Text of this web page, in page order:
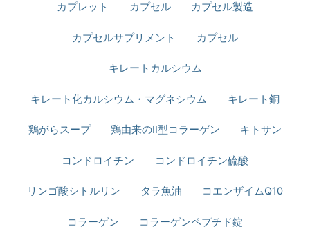
カプレット カプセル カプセル製造
カプセルサプリメント カプセル
キレートカルシウム
キレート化カルシウム・マグネシウム キレート銅
鶏がらスープ 鶏由来のII型コラーゲン キトサン
コンドロイチン コンドロイチン硫酸
リンゴ酸シトルリン タラ魚油 コエンザイムQ10
コラーゲン コラーゲンペプチド錠